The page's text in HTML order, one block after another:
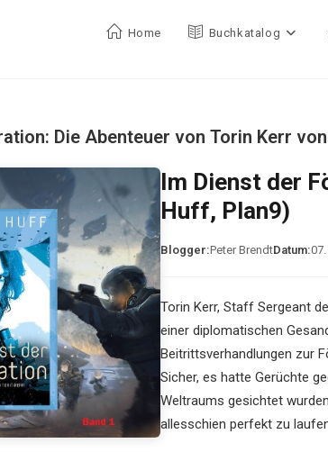
Home Buchkatalog
Die Abenteuer von Torin Kerr
Im Dienst der
Huff, Plan9)
Blogger:Peter BrendtDatum:
Torin Kerr, Staff Sergeant
einer diplomatischen
Beitrittsverhandlungen zur
Sicher, es hatte Gerüchte
Weltraums gesichtet
allesschien perfekt zu